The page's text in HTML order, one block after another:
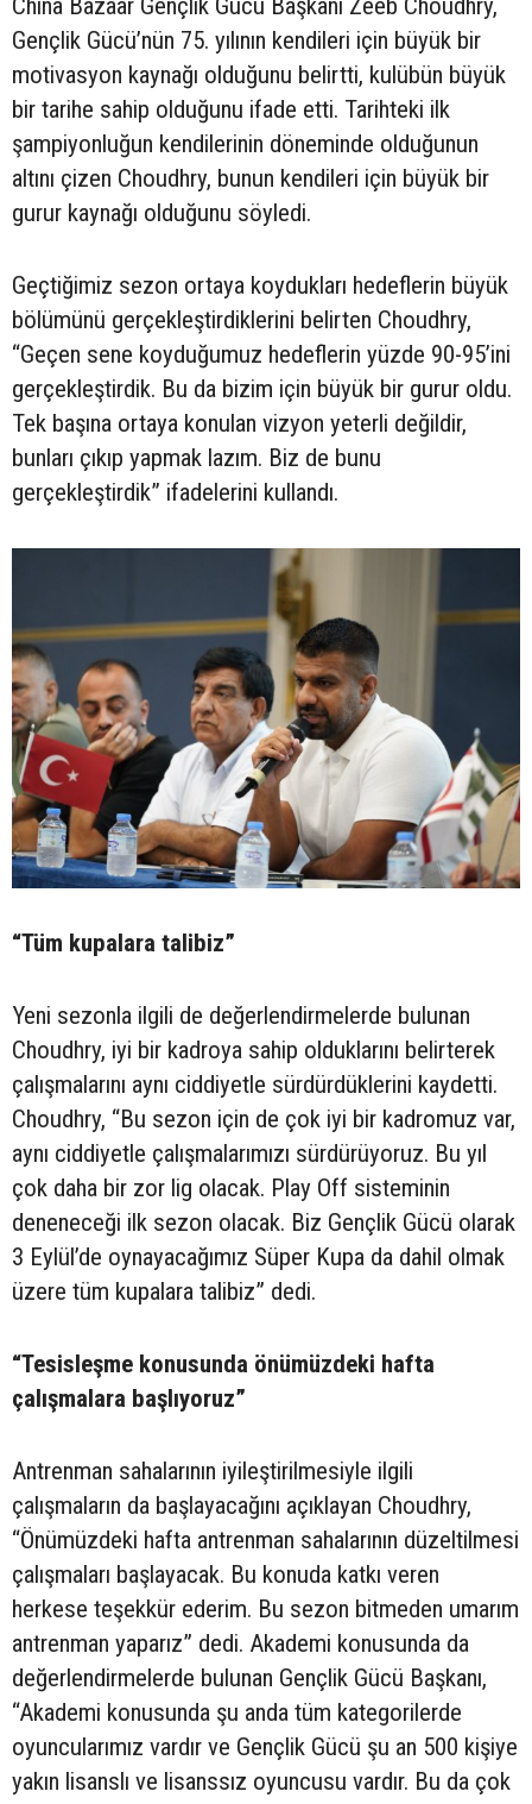
China Bazaar Gençlik Gücü Başkanı Zeeb Choudhry,
Gençlik Gücü’nün 75. yılının kendileri için büyük bir
motivasyon kaynağı olduğunu belirtti, kulübün büyük
bir tarihe sahip olduğunu ifade etti. Tarihteki ilk
şampiyonluğun kendilerinin döneminde olduğunun
altını çizen Choudhry, bunun kendileri için büyük bir
gurur kaynağı olduğunu söyledi.
Geçtiğimiz sezon ortaya koydukları hedeflerin büyük
bölümünü gerçekleştirdiklerini belirten Choudhry,
“Geçen sene koyduğumuz hedeflerin yüzde 90-95’ini
gerçekleştirdik. Bu da bizim için büyük bir gurur oldu.
Tek başına ortaya konulan vizyon yeterli değildir,
bunları çıkıp yapmak lazım. Biz de bunu
gerçekleştirdik” ifadelerini kullandı.
“Tüm kupalara talibiz”
Yeni sezonla ilgili de değerlendirmelerde bulunan
Choudhry, iyi bir kadroya sahip olduklarını belirterek
çalışmalarını aynı ciddiyetle sürdürdüklerini kaydetti.
Choudhry, “Bu sezon için de çok iyi bir kadromuz var,
aynı ciddiyetle çalışmalarımızı sürdürüyoruz. Bu yıl
çok daha bir zor lig olacak. Play Off sisteminin
deneneceği ilk sezon olacak. Biz Gençlik Gücü olarak
3 Eylül’de oynayacağımız Süper Kupa da dahil olmak
üzere tüm kupalara talibiz” dedi.
“Tesisleşme konusunda önümüzdeki hafta
çalışmalara başlıyoruz”
Antrenman sahalarının iyileştirilmesiyle ilgili
çalışmaların da başlayacağını açıklayan Choudhry,
“Önümüzdeki hafta antrenman sahalarının düzeltilmesi
çalışmaları başlayacak. Bu konuda katkı veren
herkese teşekkür ederim. Bu sezon bitmeden umarım
antrenman yaparız” dedi. Akademi konusunda da
değerlendirmelerde bulunan Gençlik Gücü Başkanı,
“Akademi konusunda şu anda tüm kategorilerde
oyuncularımız vardır ve Gençlik Gücü şu an 500 kişiye
yakın lisanslı ve lisanssız oyuncusu vardır. Bu da çok